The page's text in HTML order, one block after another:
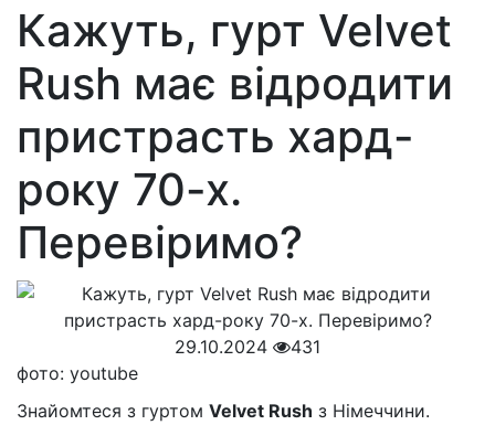
Кажуть, гурт Velvet
Rush має відродити
пристрасть хард-
року 70-х.
Перевіримо?
29.10.2024
431
фото: youtube
Знайомтеся з гуртом Velvet Rush з Німеччини.